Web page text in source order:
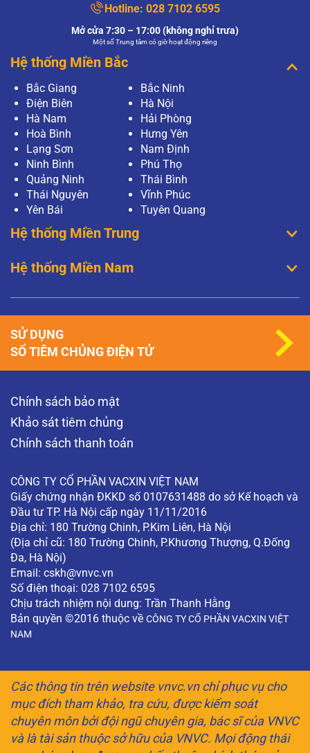
Hotline: 028 7102 6595
Mở cửa 7:30 – 17:00 (không nghỉ trưa)
Một số Trung tâm có giờ hoạt động riêng
Hệ thống Miền Bắc
Bắc Giang
Bắc Ninh
Điện Biên
Hà Nội
Hà Nam
Hải Phòng
Hoà Bình
Hưng Yên
Lạng Sơn
Nam Định
Ninh Bình
Phú Thọ
Quảng Ninh
Thái Bình
Thái Nguyên
Vĩnh Phúc
Yên Bái
Tuyên Quang
Hệ thống Miền Trung
Hệ thống Miền Nam
Chính sách bảo mật
Khảo sát tiêm chủng
Chính sách thanh toán
CÔNG TY CỔ PHẦN VACXIN VIỆT NAM
Giấy chứng nhận ĐKKD số 0107631488 do sở Kế hoạch và
Đầu tư TP. Hà Nội cấp ngày 11/11/2016
Địa chỉ: 180 Trường Chinh, P.Kim Liên, Hà Nội
(Địa chỉ cũ: 180 Trường Chinh, P.Khương Thượng, Q.Đống
Đa, Hà Nội)
Email: cskh@vnvc.vn
Số điện thoại: 028 7102 6595
Chịu trách nhiệm nội dung: Trần Thanh Hằng
Bản quyền ©2016 thuộc về CÔNG TY CỔ PHẦN VACXIN VIỆT
NAM
SỬ DỤNG
SỔ TIÊM CHỦNG ĐIỆN TỬ
Các thông tin trên website vnvc.vn chỉ phục vụ cho
mục đích tham khảo, tra cứu, được kiểm soát
chuyên môn bởi đội ngũ chuyên gia, bác sĩ của VNVC
và là tài sản thuộc sở hữu của VNVC. Mọi động thái